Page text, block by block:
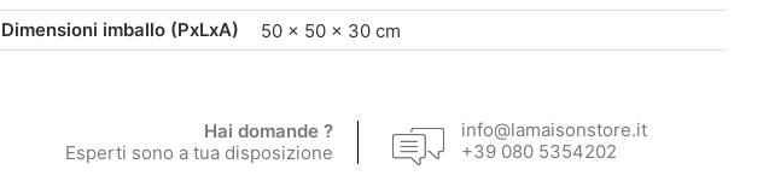
Dimensioni imballo (PxLxA)
50 × 50 × 30 cm
Hai domande ?
Esperti sono a tua disposizione
info@lamaisonstore.it
+39 080 5354202